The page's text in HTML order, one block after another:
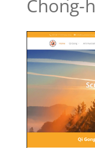
Chong-